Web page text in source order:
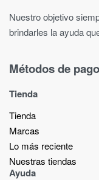
Nuestro objetivo
brindarles la ayuda
Métodos de
Tienda
Tienda
Marcas
Lo más reciente​
Nuestras tiendas​
Ayuda